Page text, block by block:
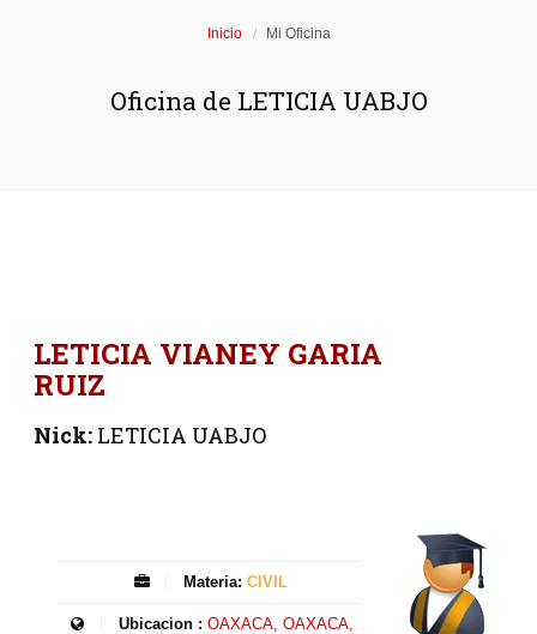
Inicio Mi Oficina
Oficina de LETICIA UABJO
LETICIA VIANEY GARIA
RUIZ
Nick:LETICIA UABJO
Materia: CIVIL
Ubicacion : OAXACA, OAXACA,